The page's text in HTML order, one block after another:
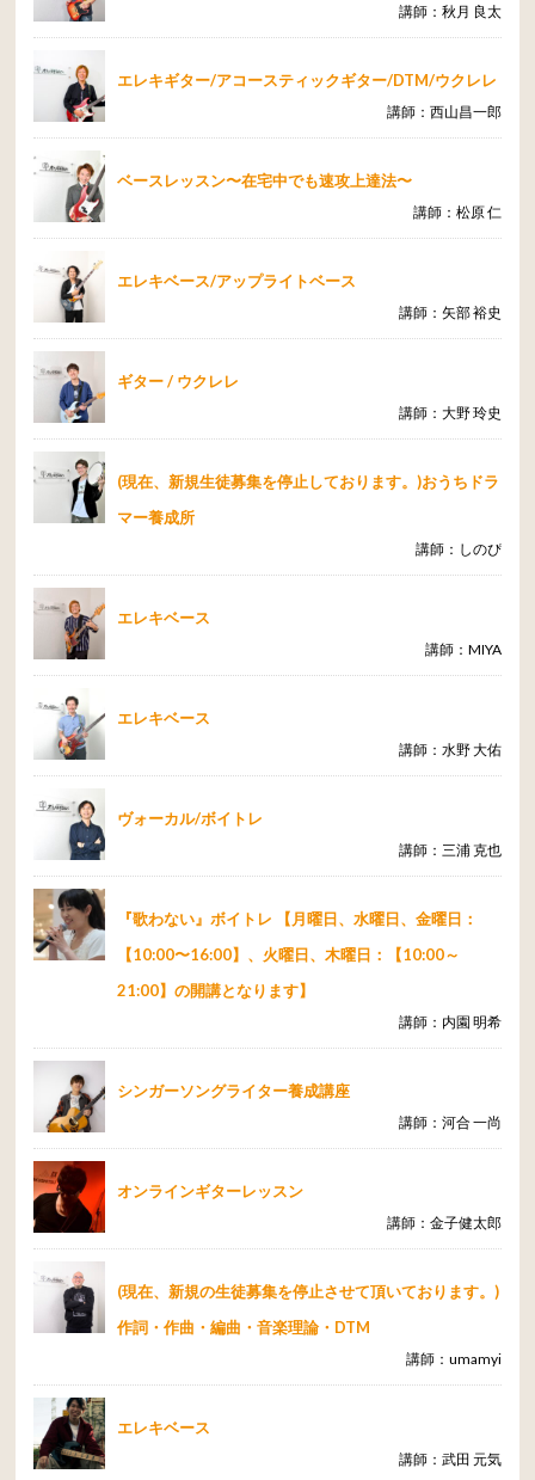
講師：秋月 良太
エレキギター/アコースティックギター/DTM/ウクレレ
講師：西山昌一郎
ベースレッスン〜在宅中でも速攻上達法〜
講師：松原 仁
エレキベース/アップライトベース
講師：矢部 裕史
ギター / ウクレレ
講師：大野 玲史
(現在、新規生徒募集を停止しております。)おうちドラ
マー養成所
講師：しのぴ
エレキベース
講師：MIYA
エレキベース
講師：水野 大佑
ヴォーカル/ボイトレ
講師：三浦 克也
『歌わない』ボイトレ 【月曜日、水曜日、金曜日：
【10:00〜16:00】、火曜日、木曜日：【10:00～
21:00】の開講となります】
講師：内園 明希
シンガーソングライター養成講座
講師：河合 一尚
オンラインギターレッスン
講師：金子健太郎
(現在、新規の生徒募集を停止させて頂いております。)
作詞・作曲・編曲・音楽理論・DTM
講師：umamyi
エレキベース
講師：武田 元気